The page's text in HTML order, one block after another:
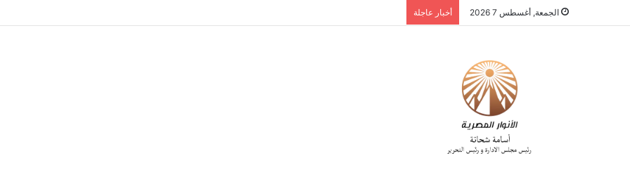
الجمعة, أغسطس 7 2026 أخبار عاجلة